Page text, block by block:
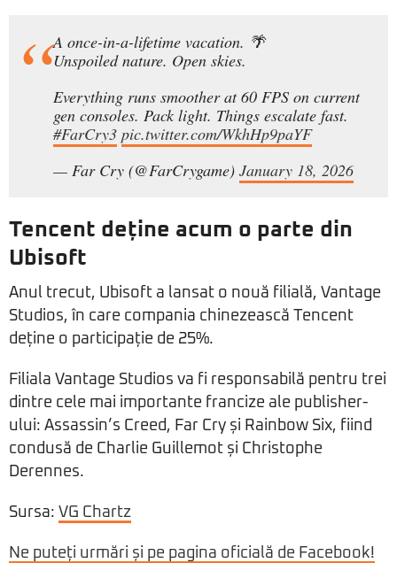
A once-in-a-lifetime vacation. 🌴
Unspoiled nature. Open skies.
Everything runs smoother at 60 FPS on current
gen consoles. Pack light. Things escalate fast.
#FarCry3 pic.twitter.com/WkhHp9paYF
— Far Cry (@FarCrygame) January 18, 2026
Tencent deține acum o parte din
Ubisoft
Anul trecut, Ubisoft a lansat o nouă filială, Vantage
Studios, în care compania chinezească Tencent
deține o participație de 25%.
Filiala Vantage Studios va fi responsabilă pentru trei
dintre cele mai importante francize ale publisher-
ului: Assassin’s Creed, Far Cry și Rainbow Six, fiind
condusă de Charlie Guillemot și Christophe
Derennes.
Sursa: VG Chartz
Ne puteți urmări și pe pagina oficială de Facebook!